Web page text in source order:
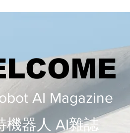
AI Magazine
機器人 AI雜誌